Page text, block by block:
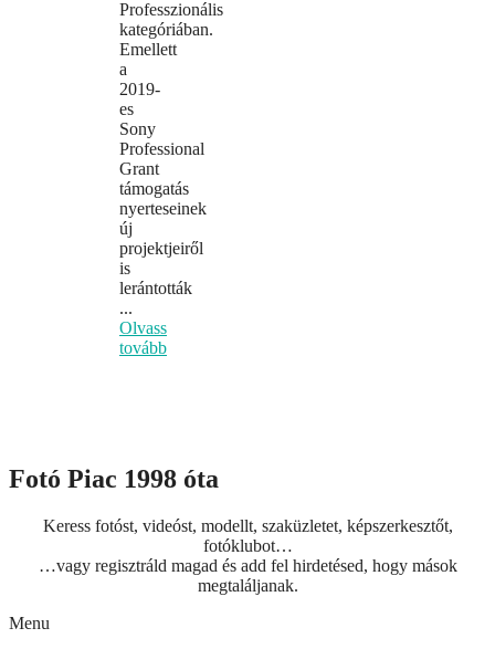
Professzionális
kategóriában.
Emellett
a
2019-
es
Sony
Professional
Grant
támogatás
nyerteseinek
új
projektjeiről
is
lerántották
...
Olvass
tovább
Fotó Piac 1998 óta
Keress fotóst, videóst, modellt, szaküzletet, képszerkesztőt,
fotóklubot…
…vagy regisztráld magad és add fel hirdetésed, hogy mások
megtaláljanak.
Menu